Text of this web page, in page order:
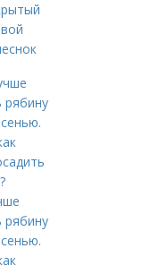
рябину